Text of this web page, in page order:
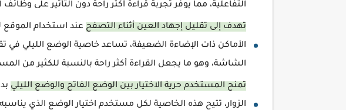
التفاعلية، مما يوفر تجربة قراءة أكثر راحة دون التأثير على
تهدف إلى تقليل إجهاد العين أثناء التصفح عند استخدام الموقع
الأماكن ذات الإضاءة الضعيفة، تساعد خاصية الوضع الليلي في
الشاشة، وهو ما يجعل القراءة أكثر راحة بالنسبة للكثير من
تمنح المستخدم حرية الاختيار بين الوضع الفاتح والوضع الليلي
الزوار، تتيح هذه الخاصية لكل مستخدم اختيار الوضع الذي